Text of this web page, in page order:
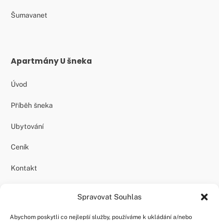
Spravovat Souhlas
Abychom poskytli co nejlepší služby, používáme k ukládání a/nebo
Šumavanet
Apartmány U šneka
Úvod
Příběh šneka
Ubytování
Ceník
Kontakt
Dárkové poukazy